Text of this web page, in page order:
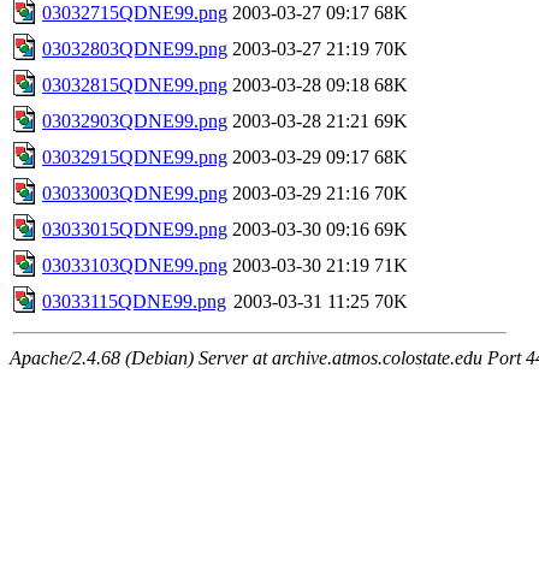
03032715QDNE99.png 2003-03-27 09:17 68K
03032803QDNE99.png 2003-03-27 21:19 70K
03032815QDNE99.png 2003-03-28 09:18 68K
03032903QDNE99.png 2003-03-28 21:21 69K
03032915QDNE99.png 2003-03-29 09:17 68K
03033003QDNE99.png 2003-03-29 21:16 70K
03033015QDNE99.png 2003-03-30 09:16 69K
03033103QDNE99.png 2003-03-30 21:19 71K
03033115QDNE99.png 2003-03-31 11:25 70K
Apache/2.4.68 (Debian) Server at archive.atmos.colostate.edu Port